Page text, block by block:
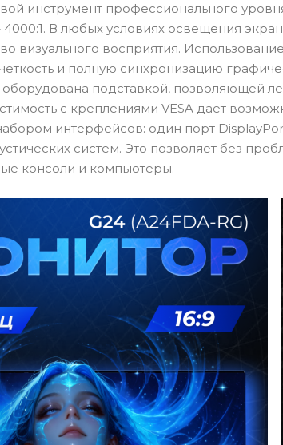
инструмент профессионального
4000:1. В любых условиях освещения
визуального восприятия.
и полную синхронизацию
подставкой, позволяющей
с креплениями VESA дает
интерфейсов: один порт
систем. Это позволяет без
консоли и компьютеры.